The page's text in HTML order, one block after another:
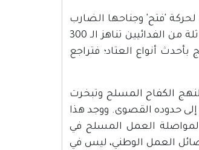
المسار الكفاحي لحركة 'فتح' وجناحها الضارب
'قوات العاصفة'، بل علامة فارقة في تاريخ النضال الفلسطيني بشكل عام؛ اذ تمكنت ثلة من الفدائيين تناهز الـ 300
أنواع العتاد؛ فتراجع
الكفاح المسلح وتبخرت
حدوده القصوى. ووجد هذا
لمواصلة العمل المسلح في
العمل الوطني، ليس في